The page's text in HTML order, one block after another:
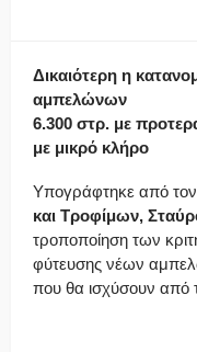
Δικαιότερη η
αμπελώνων
6.300 στρ. με
με μικρό κλήρο
Υπογράφτηκε από τον
και Τροφίμων,
τροποποίηση των
φύτευσης νέων
που θα ισχύσουν από